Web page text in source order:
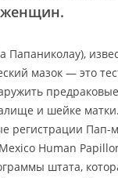
Папаниколау),
мазок — это
и шейке
регистрации Пап-
Human
штата,